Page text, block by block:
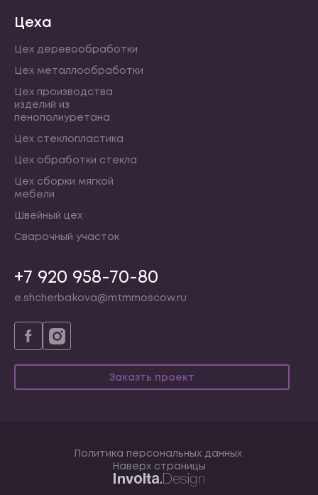
Цеха
Цех деревообработки
Цех металлообработки
Цех производства
изделий из
пенополиуретана
Цех стеклопластика
Цех обработки стекла
Цех сборки мягкой
мебели
Швейный цех
Сварочный участок
+7 920 958-70-80
e.shcherbakova@mtmmoscow.ru
Заказть проект
Политика персональных данных
Наверх страницы